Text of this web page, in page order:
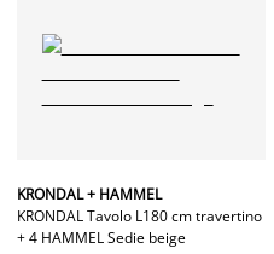
KRONDAL + HAMMEL
KRONDAL Tavolo L180 cm travertino
+ 4 HAMMEL Sedie beige